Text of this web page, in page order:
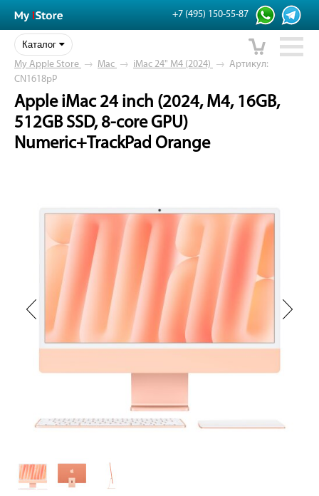
+7 (495) 150-55-87
Каталог
My Apple Store → Mac → iMac 24" M4 (2024) → Артикул:
CN1618pP
Apple iMac 24 inch (2024, M4, 16GB,
512GB SSD, 8-core GPU)
Numeric+TrackPad Orange